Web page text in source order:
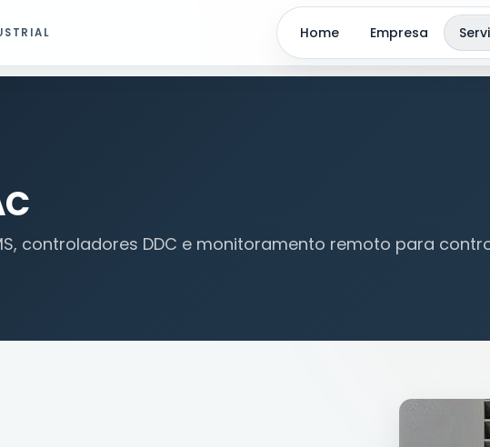
Home Empresa
controladores DDC e monitoramento remoto para